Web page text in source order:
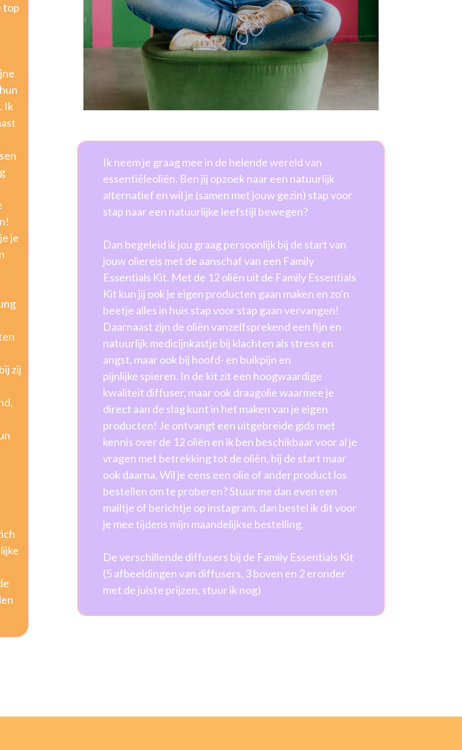
top
Ik
je
zij
Ik neem je graag mee in de helende wereld van
essentiëleoliën. Ben jij opzoek naar een natuurlijk
alternatief en wil je (samen met jouw gezin) stap voor
stap naar een natuurlijke leefstijl bewegen?
Dan begeleid ik jou graag persoonlijk bij de start van
jouw oliereis met de aanschaf van een Family
Essentials Kit. Met de 12 oliën uit de Family Essentials
Kit kun jij ook je eigen producten gaan maken en zo’n
beetje alles in huis stap voor stap gaan vervangen!
Daarnaast zijn de oliën vanzelfsprekend een fijn en
natuurlijk medicijnkastje bij klachten als stress en
angst, maar ook bij hoofd- en buikpijn en
pijnlijke spieren. In de kit zit een hoogwaardige
kwaliteit diffuser, maar ook draagolie waarmee je
direct aan de slag kunt in het maken van je eigen
producten! Je ontvangt een uitgebreide gids met
kennis over de 12 oliën en ik ben beschikbaar voor al je
vragen met betrekking tot de oliën, bij de start maar
ook daarna. Wil je eens een olie of ander product los
bestellen om te proberen? Stuur me dan even een
mailtje of berichtje op instagram, dan bestel ik dit voor
je mee tijdens mijn maandelijkse bestelling.
De verschillende diffusers bij de Family Essentials Kit
(5 afbeeldingen van diffusers, 3 boven en 2 eronder
met de juiste prijzen, stuur ik nog)